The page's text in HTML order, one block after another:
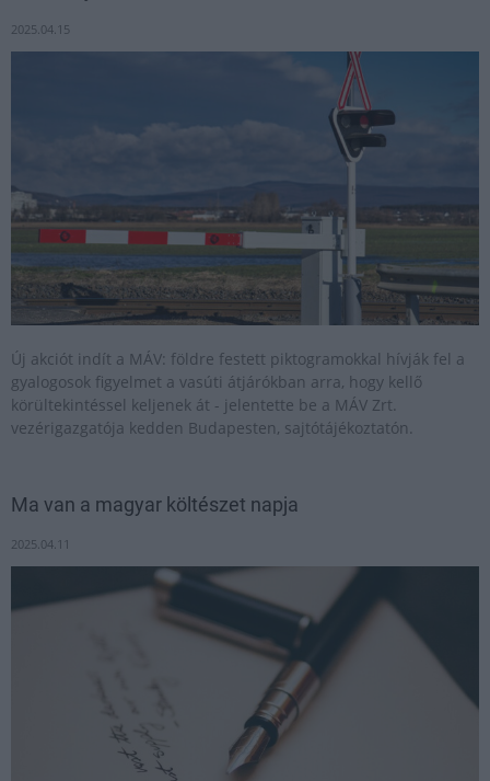
2025.04.15
Új akciót indít a MÁV: földre festett piktogramokkal hívják fel a
gyalogosok figyelmet a vasúti átjárókban arra, hogy kellő
körültekintéssel keljenek át - jelentette be a MÁV Zrt.
vezérigazgatója kedden Budapesten, sajtótájékoztatón.
Ma van a magyar költészet napja
2025.04.11